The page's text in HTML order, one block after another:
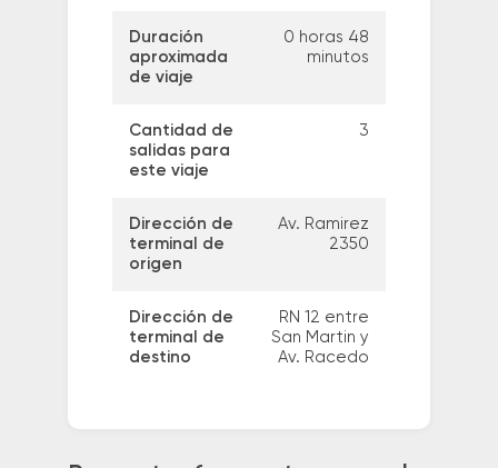
Duración
aproximada
de viaje
0 horas 48
minutos
Cantidad de
salidas para
este viaje
3
Dirección de
terminal de
origen
Av. Ramirez
2350
Dirección de
terminal de
destino
RN 12 entre
San Martin y
Av. Racedo